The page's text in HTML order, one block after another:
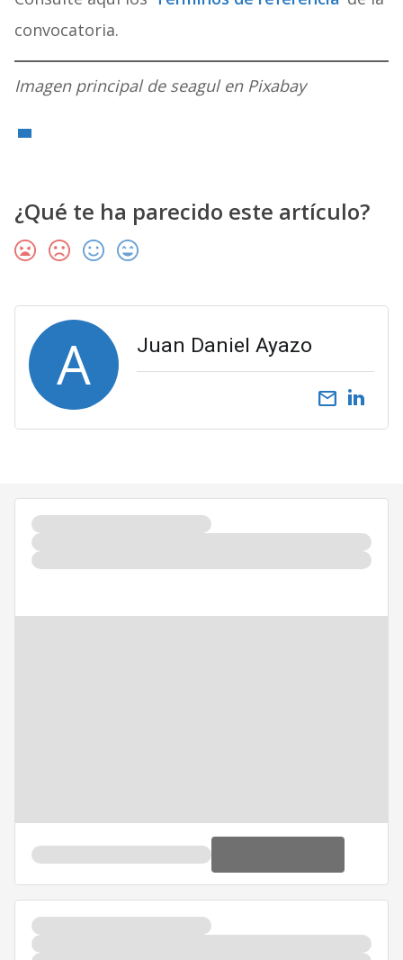
convocatoria.
Imagen principal de seagul en Pixabay
¿Qué te ha parecido este artículo?
A Juan Daniel Ayazo
email